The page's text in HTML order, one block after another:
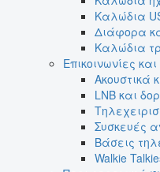
Καλώδια
Διάφορα
Καλώδια
Επικοινωνίες
Ακουστικά
LNB και
Συσκευές
Βάσεις
Walkie